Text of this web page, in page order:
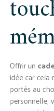
Offrir un
idée car cela
portés au
personnelle,